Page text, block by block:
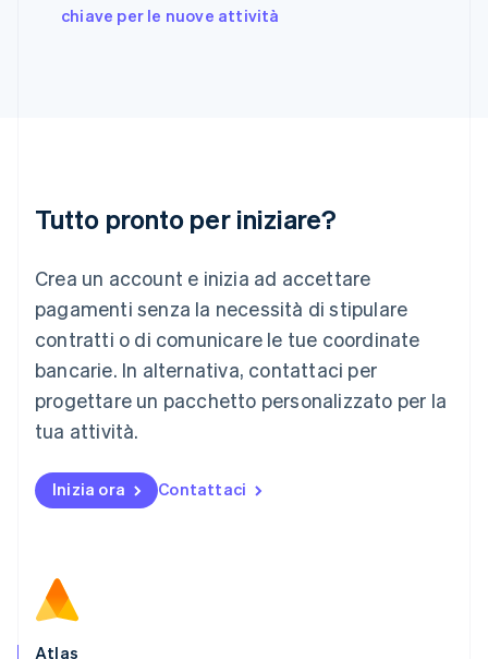
chiave per le nuove attività
Tutto pronto per iniziare?
Crea un account e inizia ad accettare
pagamenti senza la necessità di stipulare
contratti o di comunicare le tue coordinate
bancarie. In alternativa, contattaci per
progettare un pacchetto personalizzato per la
tua attività.
Inizia ora Contattaci
Atlas
India
Lituania
Lussemburgo
Deutsch English
Malaysia
English 简体中文
Malta
Messico
EspañolEnglish
English
Nuova Zelanda
English
Portogallo
Português